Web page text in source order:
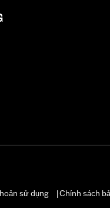
sử dụng
Chính sách